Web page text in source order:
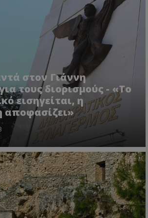
στον Γιάννη
τους διορισμούς - «Το
εισηγείται, η
αποφασίζει»
YouTube
.youtube.com